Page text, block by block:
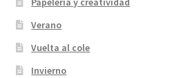
Verano
Vuelta al cole
Invierno